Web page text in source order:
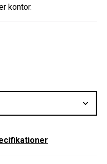
kontor.